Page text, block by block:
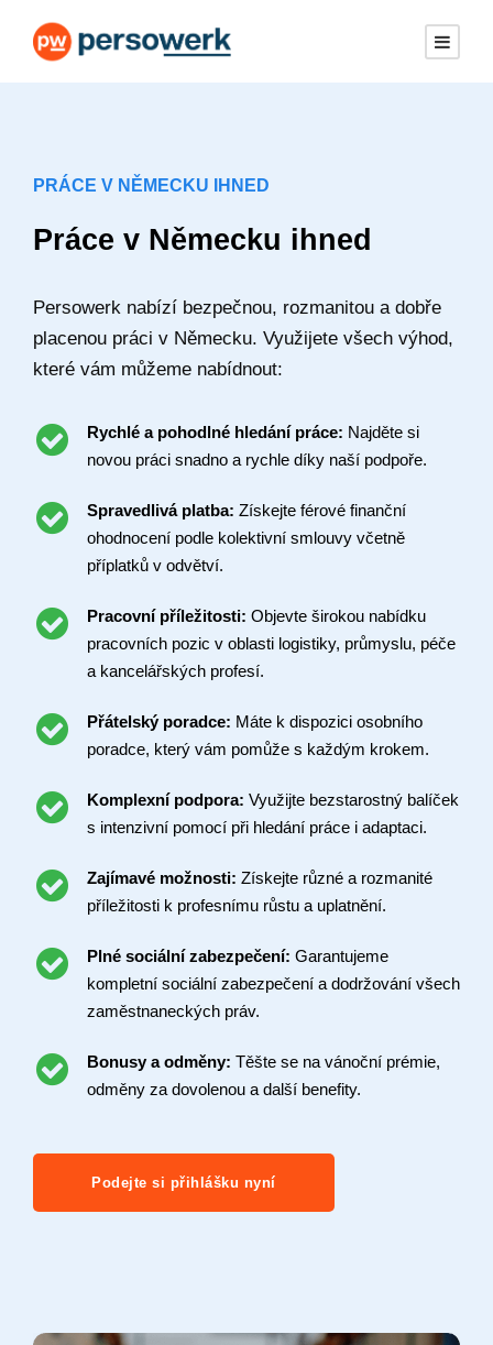
PRÁCE V NĚMECKU IHNED
Práce v Německu ihned
Persowerk nabízí bezpečnou, rozmanitou a dobře
placenou práci v Německu. Využijete všech výhod,
které vám můžeme nabídnout:
Rychlé a pohodlné hledání práce: Najděte si
novou práci snadno a rychle díky naší podpoře.
Spravedlivá platba: Získejte férové finanční
ohodnocení podle kolektivní smlouvy včetně
příplatků v odvětví.
Pracovní příležitosti: Objevte širokou nabídku
pracovních pozic v oblasti logistiky, průmyslu, péče
a kancelářských profesí.
Přátelský poradce: Máte k dispozici osobního
poradce, který vám pomůže s každým krokem.
Komplexní podpora: Využijte bezstarostný balíček
s intenzivní pomocí při hledání práce i adaptaci.
Zajímavé možnosti: Získejte různé a rozmanité
příležitosti k profesnímu růstu a uplatnění.
Plné sociální zabezpečení: Garantujeme
kompletní sociální zabezpečení a dodržování všech
zaměstnaneckých práv.
Bonusy a odměny: Těšte se na vánoční prémie,
odměny za dovolenou a další benefity.
Podejte si přihlášku nyní